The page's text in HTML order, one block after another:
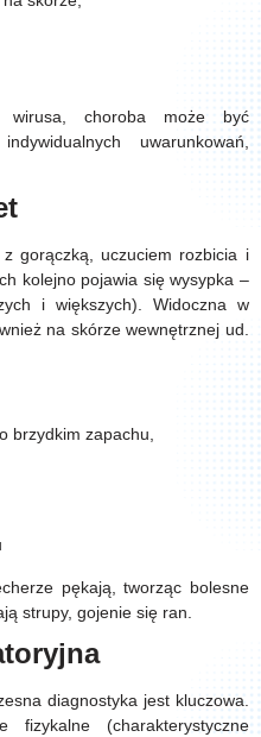
wirusa, choroba może być
uwarunkowań,
gorączką, uczuciem rozbicia i
kolejno pojawia się wysypka –
i większych). Widoczna w
na skórze wewnętrznej ud.
brzydkim zapachu,
pękają, tworząc bolesne
strupy, gojenie się ran.
diagnostyka jest kluczowa.
fizykalne (charakterystyczne